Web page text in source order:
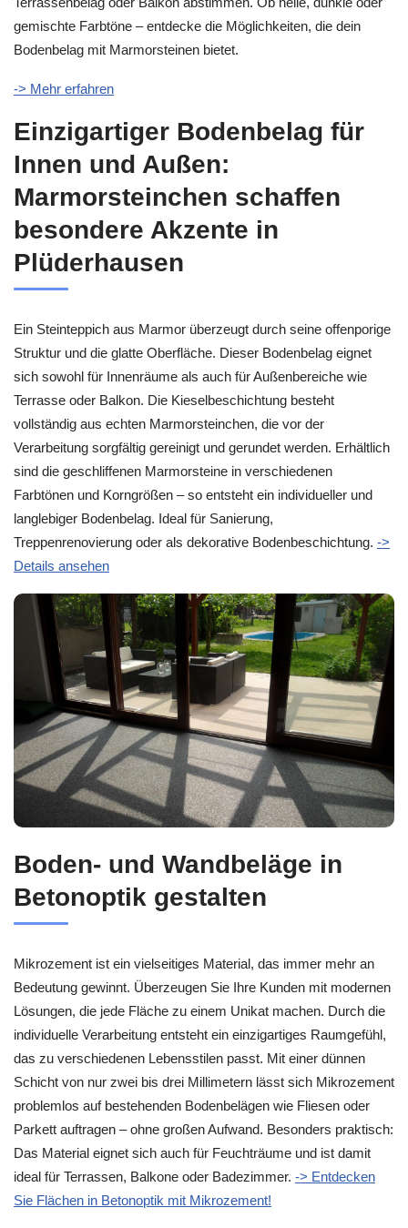
gemischte Farbtöne – entdecke die Möglichkeiten, die dein
Bodenbelag mit Marmorsteinen bietet.
-> Mehr erfahren
Einzigartiger Bodenbelag für
Innen und Außen:
Marmorsteinchen schaffen
besondere Akzente in
Plüderhausen
Ein Steinteppich aus Marmor überzeugt durch seine offenporige
Struktur und die glatte Oberfläche. Dieser Bodenbelag eignet
sich sowohl für Innenräume als auch für Außenbereiche wie
Terrasse oder Balkon. Die Kieselbeschichtung besteht
vollständig aus echten Marmorsteinchen, die vor der
Verarbeitung sorgfältig gereinigt und gerundet werden. Erhältlich
sind die geschliffenen Marmorsteine in verschiedenen
Farbtönen und Korngrößen – so entsteht ein individueller und
langlebiger Bodenbelag. Ideal für Sanierung,
Treppenrenovierung oder als dekorative Bodenbeschichtung. ->
Details ansehen
Boden- und Wandbeläge in
Betonoptik gestalten
Mikrozement ist ein vielseitiges Material, das immer mehr an
Bedeutung gewinnt. Überzeugen Sie Ihre Kunden mit modernen
Lösungen, die jede Fläche zu einem Unikat machen. Durch die
individuelle Verarbeitung entsteht ein einzigartiges Raumgefühl,
das zu verschiedenen Lebensstilen passt. Mit einer dünnen
Schicht von nur zwei bis drei Millimetern lässt sich Mikrozement
problemlos auf bestehenden Bodenbelägen wie Fliesen oder
Parkett auftragen – ohne großen Aufwand. Besonders praktisch:
Das Material eignet sich auch für Feuchträume und ist damit
ideal für Terrassen, Balkone oder Badezimmer. -> Entdecken
Sie Flächen in Betonoptik mit Mikrozement!